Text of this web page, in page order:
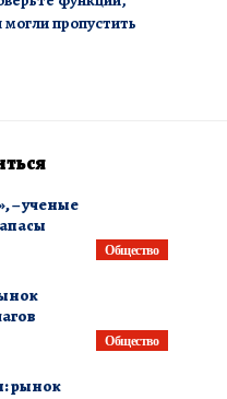
пропустить
Общество
– ученые
Общество
рынок